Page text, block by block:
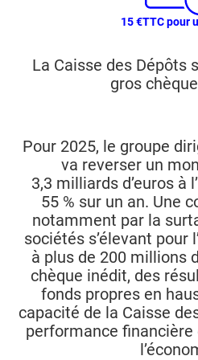
15 €TTC pour
La Caisse des Dépôts
gros
Pour 2025, le groupe
va reverser un
3,3 milliards d’euros à
55 % sur un an. Une
notamment par la
sociétés s’élevant pour
à plus de 200 millions
chèque inédit, des
fonds propres en
capacité de la Caisse
performance